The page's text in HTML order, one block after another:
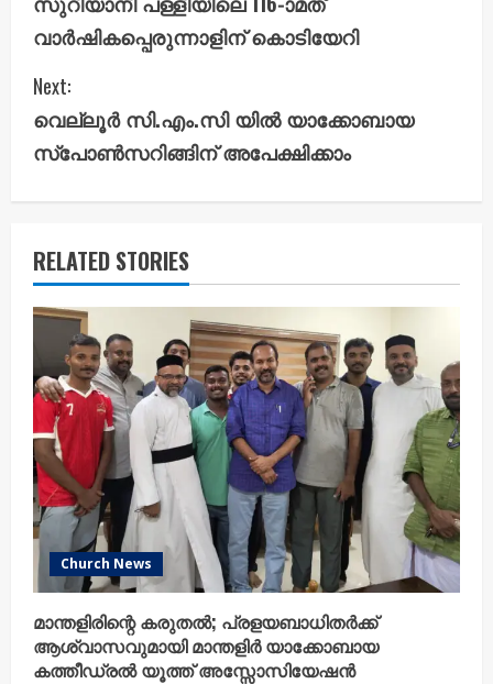
n
t
i
n
u
e
R
e
a
d
i
n
g
വാർഷികപ്പെരുന്നാളിന് കൊടിയേറി
Next:
വെല്ലൂർ സി.എം.സി യിൽ യാക്കോബായ
സ്പോൺസറിങ്ങിന് അപേക്ഷിക്കാം
RELATED STORIES
Church News
മാന്തളിരിന്റെ കരുതൽ; പ്രളയബാധിതർക്ക്
ആശ്വാസവുമായി മാന്തളിർ യാക്കോബായ
കത്തീഡ്രൽ യൂത്ത് അസ്സോസിയേഷൻ